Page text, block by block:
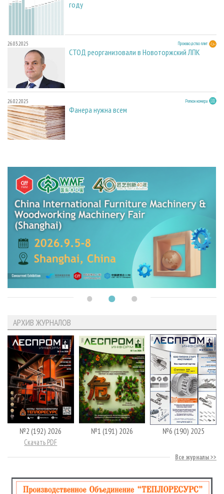
году
26.03.2025 Производство плит
СТОД реорганизовали в Новоторжский ЛПК
26.02.2025 Регион номера
Фанера нужна всем
АРХИВ ЖУРНАЛОВ
№2 (192) 2026
Скачать PDF
№1 (191) 2026 №6 (190) 2025
Все журналы